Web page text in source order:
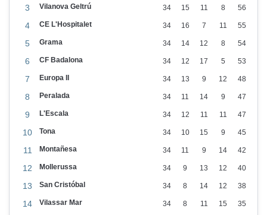
3 Vilanova Geltrú 34 15 11 8 56
4 CE L'Hospitalet 34 16 7 11 55
5 Grama 34 14 12 8 54
6 CF Badalona 34 12 17 5 53
7 Europa II 34 13 9 12 48
8 Peralada 34 11 14 9 47
9 L'Escala 34 12 11 11 47
10 Tona 34 10 15 9 45
11 Montañesa 34 11 9 14 42
12 Mollerussa 34 9 13 12 40
13 San Cristóbal 34 8 14 12 38
14 Vilassar Mar 34 8 11 15 35